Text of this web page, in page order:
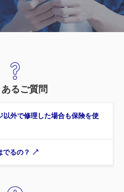
るご質問
以外で修理した場合も保険を使
でるの？